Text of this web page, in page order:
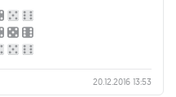
może wam się uda!
która wciąga na
spróbujesz pokonać
przeciwnikiem i nie
rzutem kością
rytuału, gdyż od rzutów
20.12.2016 13:53